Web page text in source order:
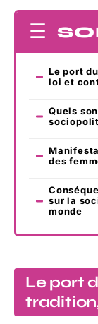
Le port
loi et
Quels
des
sur la
monde
Le port